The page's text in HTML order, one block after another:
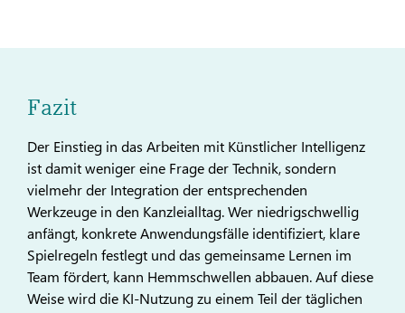
Fazit
Der Einstieg in das Arbeiten mit Künstlicher Intelligenz
ist damit weniger eine Frage der Technik, sondern
vielmehr der Integration der entsprechenden
Werkzeuge in den Kanzleialltag. Wer niedrigschwellig
anfängt, konkrete Anwendungsfälle identifiziert, klare
Spielregeln festlegt und das gemeinsame Lernen im
Team fördert, kann Hemmschwellen abbauen. Auf diese
Weise wird die KI-Nutzung zu einem Teil der täglichen